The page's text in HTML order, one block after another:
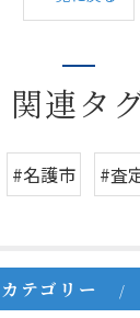
関連タ
#名護市 #査
カテゴリー